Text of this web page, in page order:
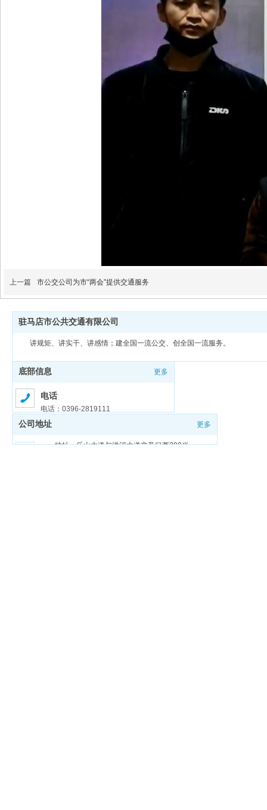
上一篇 市公交公司为市“两会”提供交通服务
驻马店市公共交通有限公司
讲规矩、讲实干、讲感情；建全国一流公交、创全国一流服务。
底部信息 更多
电话
电话：0396-2819111
邮箱
邮箱：zmdgongjiao@sina.com
公司地址 更多
地址：乐山大道与洪河大道交叉口西200米